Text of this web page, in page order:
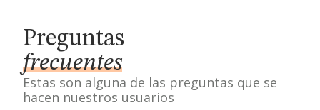
Preguntas
frecuentes
Estas son alguna de las preguntas que se
hacen nuestros usuarios